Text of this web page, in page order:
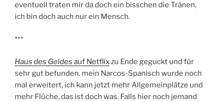
eventuell traten mir da doch ein bisschen die Tränen,
ich bin doch auch nur ein Mensch.
***
Haus des Geldes auf Netflixzu Ende geguckt und für
sehr gut befunden. mein Narcos-Spanisch wurde noch
mal erweitert, ich kann jetzt mehr Allgemeinplätze und
mehr Flüche, das ist doch was. Falls hier noch jemand